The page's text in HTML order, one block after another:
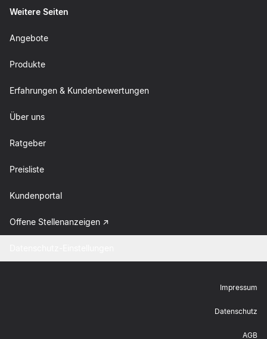
Weitere Seiten
Angebote
Produkte
Erfahrungen & Kundenbewertungen
Über uns
Ratgeber
Preisliste
Kundenportal
Offene Stellenanzeigen
Impressum
Datenschutz
AGB